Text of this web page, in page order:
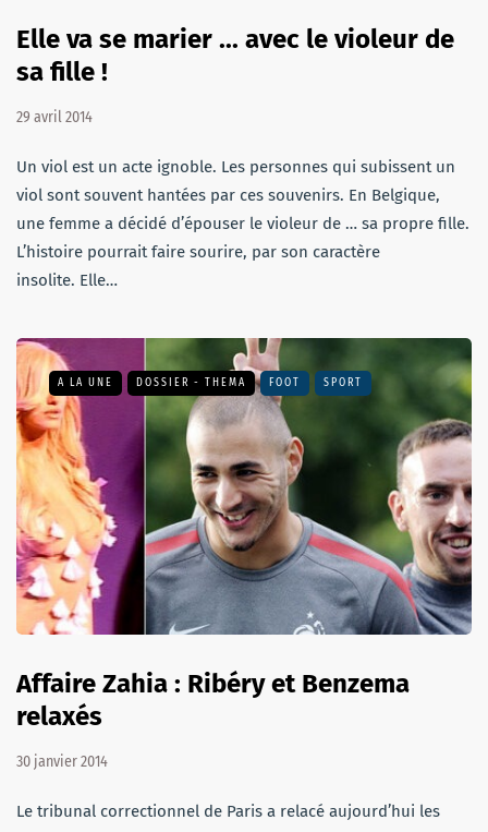
Elle va se marier ... avec le violeur de
sa fille !
29 avril 2014
Un viol est un acte ignoble. Les personnes qui subissent un
viol sont souvent hantées par ces souvenirs. En Belgique,
une femme a décidé d’épouser le violeur de … sa propre fille.
L’histoire pourrait faire sourire, par son caractère
insolite. Elle…
A LA UNE DOSSIER - THEMA FOOT SPORT
Affaire Zahia : Ribéry et Benzema
relaxés
30 janvier 2014
Le tribunal correctionnel de Paris a relacé aujourd’hui les